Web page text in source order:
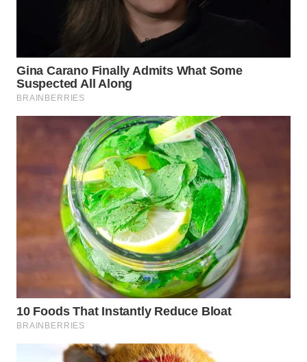
WN
DANAU
TOBA
WN
LANGKAT
TAPANULI
TANJUNG
LESUNG